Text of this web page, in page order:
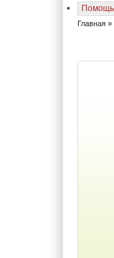
Главная »